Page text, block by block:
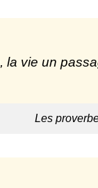
vie un
Les